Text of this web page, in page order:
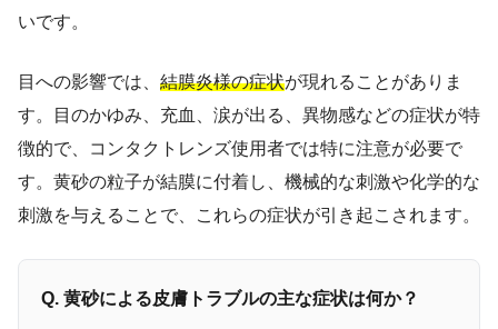
いです。
目への影響では、 結膜炎様の症状が現れることがありま
す。目のかゆみ、充血、涙が出る、異物感などの症状が特
徴的で、コンタクトレンズ使用者では特に注意が必要で
す。黄砂の粒子が結膜に付着し、機械的な刺激や化学的な
刺激を与えることで、これらの症状が引き起こされます。
Q. 黄砂による皮膚トラブルの主な症状は何か？